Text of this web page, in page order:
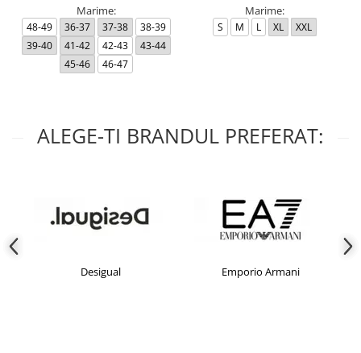
Marime:
48-49 36-37 37-38
38-39
39-40
41-42 42-43
43-44
45-46
46-47
Marime:
S M L XL XXL
ALEGE-TI BRANDUL PREFERAT:
Desigual Emporio Armani